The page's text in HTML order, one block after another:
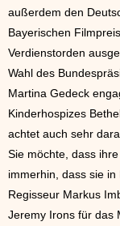
außerdem den
Bayerischen
Verdienstorden
Wahl des
Martina Gedeck
Kinderhospizes
achtet auch sehr
Sie möchte, dass
immerhin, dass sie
Regisseur Markus
Jeremy Irons für das